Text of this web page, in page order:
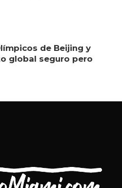
de Beijing y
global seguro pero